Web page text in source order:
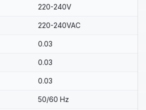
220-240V
220-240VAC
0.03
0.03
0.03
50/60 Hz